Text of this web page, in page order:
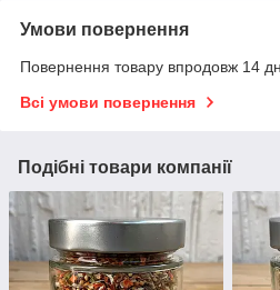
Умови повернення
Повернення товару впродовж 14
Всі умови повернення
Подібні товари компанії